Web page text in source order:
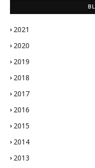
2021
2020
2019
2018
2017
2016
2015
2014
2013